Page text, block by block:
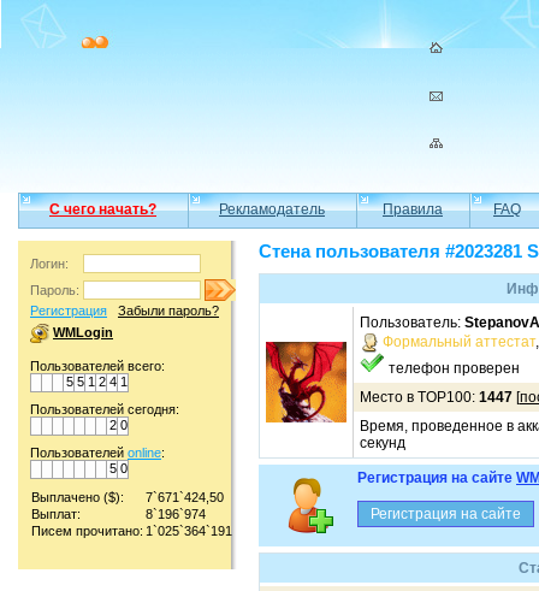
С чего начать? Рекламодатель Правила FAQ
Логин:
Пароль:
Регистрация
Забыли пароль?
WMLogin
Пользователей всего:
5 5 1 2 4 1
Пользователей сегодня:
2 0
Пользователей online:
5 0
Выплачено ($):
7`671`424,50
Выплат:
8`196`974
Писем прочитано: 1`025`364`191
Стена пользователя #2023281
Пользователь:
Формальный аттестат
телефон проверен
Место в TOP100: 1447 [
Время, проведенное в
секунд
Регистрация на сайте